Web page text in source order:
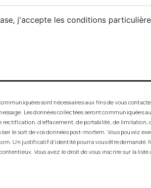
j'accepte les conditions
sont nécessaires aux fins de vous
Les données collectées seront
rectification, d’effacement, de portabilité, de
le sort de vos données post-mortem. Vous pouvez
Un justificatif d'identité pourra vous être demandé.
Vous avez le droit de vous inscrire sur la